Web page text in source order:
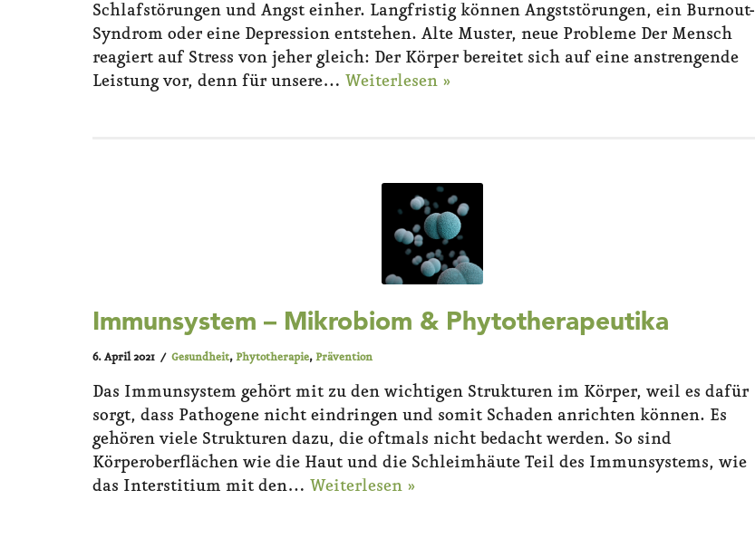
Schlafstörungen und Angst einher. Langfristig können Angststörungen, ein Burnout-
Syndrom oder eine Depression entstehen. Alte Muster, neue Probleme Der Mensch
reagiert auf Stress von jeher gleich: Der Körper bereitet sich auf eine anstrengende
Leistung vor, denn für unsere… Weiterlesen »
Immunsystem – Mikrobiom & Phytotherapeutika
6. April 2021 Gesundheit, Phytotherapie, Prävention
Das Immunsystem gehört mit zu den wichtigen Strukturen im Körper, weil es dafür
sorgt, dass Pathogene nicht eindringen und somit Schaden anrichten können. Es
gehören viele Strukturen dazu, die oftmals nicht bedacht werden. So sind
Körperoberflächen wie die Haut und die Schleimhäute Teil des Immunsystems, wie
das Interstitium mit den… Weiterlesen »